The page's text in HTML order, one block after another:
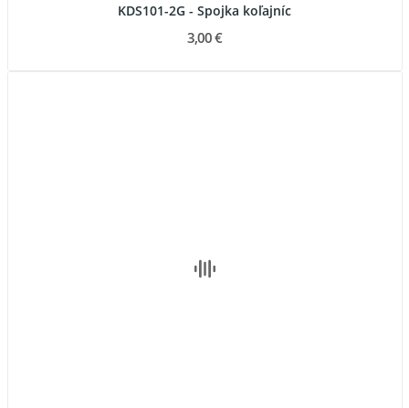
KDS101-2G - Spojka koľajníc
3,00 €